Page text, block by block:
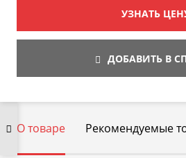
УЗНАТЬ
ДОБАВИТЬ В
О товаре Рекомендуемые